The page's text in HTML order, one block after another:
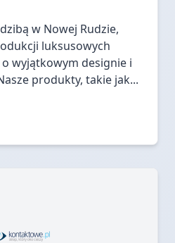
w Nowej Rudzie,
luksusowych
wyjątkowym designie i
produkty, takie jak...